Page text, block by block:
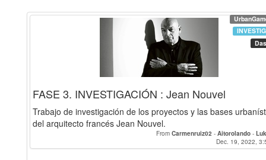
FASE 3. INVESTIGACIÓN : Jean Nouvel
Trabajo de investigación de los proyectos y las bases
del arquitecto francés Jean Nouvel.
From Carmenruiz02 - Aitorolando -
Dec. 19, 2022,